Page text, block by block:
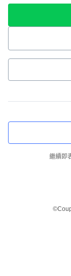
繼續即